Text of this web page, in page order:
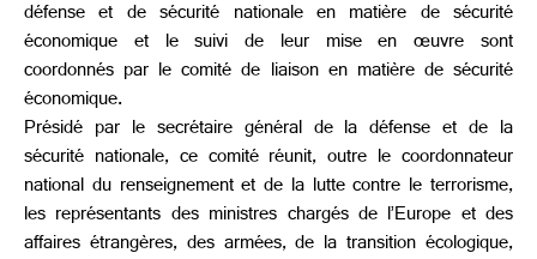
défense et de sécurité nationale en matière de sécurité
économique et le suivi de leur mise en œuvre sont
coordonnés par le comité de liaison en matière de sécurité
économique.
Présidé par le secrétaire général de la défense et de la
sécurité nationale, ce comité réunit, outre le coordonnateur
national du renseignement et de la lutte contre le terrorisme,
les représentants des ministres chargés de l’Europe et des
affaires étrangères, des armées, de la transition écologique,